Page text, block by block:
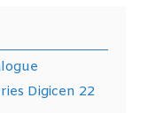
Digicen 22